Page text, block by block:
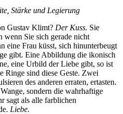
Stärke und Legierung
Gustav Klimt? Der Kuss. Sie
wenn Sie sich gerade nicht
eine Frau küsst, sich hinunterbeugt
gibt. Eine Abbildung die ikonisch
eine Urbild der Liebe gibt, so ist
Ringe sind diese Geste. Zwei
des anderen erraten, ertasten.
sondern die wahrhaftige
sagt als alle farblichen
Liebe.